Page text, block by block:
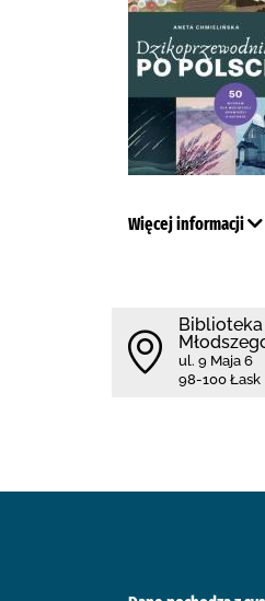
Więcej informacji
Biblioteka
ul. 9 Maja 6
98-100 Łask